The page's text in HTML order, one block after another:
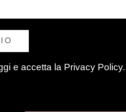
e accetta la Privacy Policy.